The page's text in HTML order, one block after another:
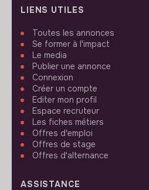
LIENS UTILES
Toutes les annonces
Se former à l'impact
Le media
Publier une annonce
Connexion
Créer un compte
Editer mon profil
Espace recruteur
Les fiches métiers
Offres d'emploi
Offres de stage
Offres d'alternance
ASSISTANCE